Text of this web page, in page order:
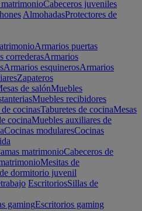
matrimonioCabeceros juveniles
AlmohadasProtectores de
Armarios puertas
correderasArmarios
Armarios esquinerosArmarios
Zapateros
de salónMuebles
Muebles recibidores
cocinasTaburetes de cocinaMesas
cocinaMuebles auxiliares de
Cocinas modularesCocinas
matrimonioCabeceros de
Mesitas de
dormitorio juvenil
EscritoriosSillas de
gamingEscritorios gaming